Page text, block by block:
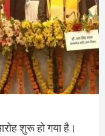
शुरू हो गया है।